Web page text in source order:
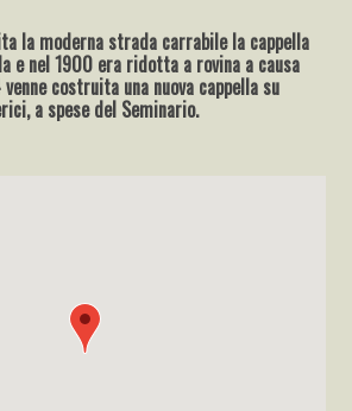
la moderna strada carrabile la cappella
e nel 1900 era ridotta a rovina a causa
costruita una nuova cappella su
a spese del Seminario.